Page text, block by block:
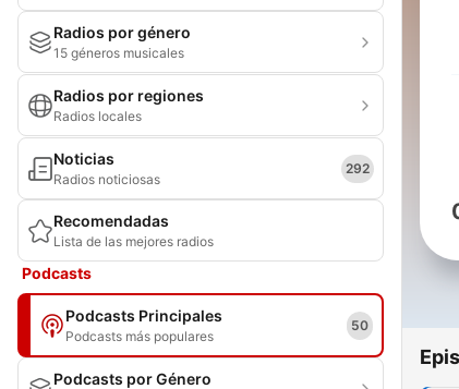
Radios por género
15 géneros musicales
Radios por regiones
Radios locales
Noticias
Radios noticiosas
292
Recomendadas
Lista de las mejores radios
Podcasts
Podcasts Principales
Podcasts más populares
50
Podcasts por Género